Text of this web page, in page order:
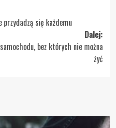
się każdemu
Dalej:
bez których nie można
żyć